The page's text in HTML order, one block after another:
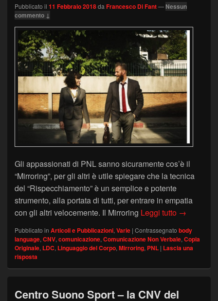
Pubblicato il 11 Febbraio 2018da Francesco Di Fant— Nessun
commento ↓
Gli appassionati di PNL sanno sicuramente cos’è il
“Mirroring”, per gli altri è utile spiegare che la tecnica
del “Rispecchiamento” è un semplice e potente
strumento, alla portata di tutti, per entrare in empatia
con gli altri velocemente. Il Mirroring Leggi tutto Il
→
Pubblicato in Articoli e Pubblicazioni, Varie | Contrassegnato body
language, CNV, comunicazione, Comunicazione Non Verbale, Copia
Originale, LDC, Linguaggio del Corpo, Mirroring, PNL | Lascia una
risposta
Centro Suono Sport – la CNV del